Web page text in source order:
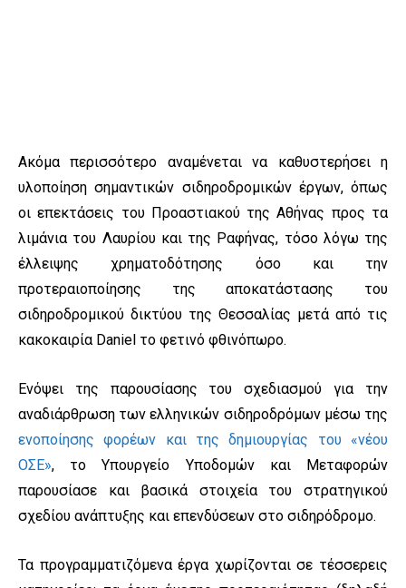
Ακόμα περισσότερο αναμένεται να καθυστερήσει η
υλοποίηση σημαντικών σιδηροδρομικών έργων, όπως
οι επεκτάσεις του Προαστιακού της Αθήνας προς τα
λιμάνια του Λαυρίου και της Ραφήνας, τόσο λόγω της
έλλειψης χρηματοδότησης όσο και την
προτεραιοποίησης της αποκατάστασης του
σιδηροδρομικού δικτύου της Θεσσαλίας μετά από τις
κακοκαιρία Daniel το φετινό φθινόπωρο.
Ενόψει της παρουσίασης του σχεδιασμού για την
αναδιάρθρωση των ελληνικών σιδηροδρόμων μέσω της
ενοποίησης φορέων και της δημιουργίας του «νέου
ΟΣΕ», το Υπουργείο Υποδομών και Μεταφορών
παρουσίασε και βασικά στοιχεία του στρατηγικού
σχεδίου ανάπτυξης και επενδύσεων στο σιδηρόδρομο.
Τα προγραμματιζόμενα έργα χωρίζονται σε τέσσερεις